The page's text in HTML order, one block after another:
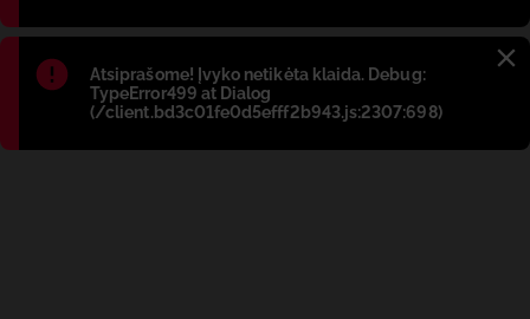
Błąd:
Atsiprašome! Įvyko netikėta klaida. Debug:
TypeError499 at Dialog
(/client.bd3c01fe0d5efff2b943.js:2307:698)